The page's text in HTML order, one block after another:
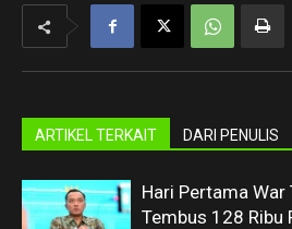
ARTIKEL TERKAIT DARI PENULIS
Hari Pertama War
Tembus 128 Ribu